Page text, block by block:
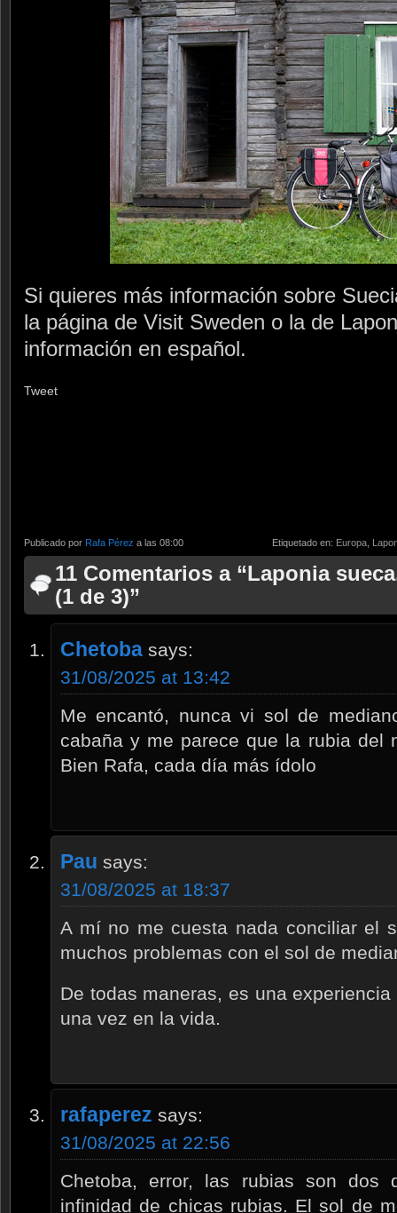
Si quieres más información sobre
la página de Visit Sweden o la de
información en español.
Tweet
Publicado por Rafa Pérez a las 08:00 Etiquetado en: Europa
11 Comentarios a “Laponia
(1 de 3)”
Chetoba says:
31/08/2025 at 13:42
Me encantó, nunca vi sol de
cabaña y me parece que la rubia del
Bien Rafa, cada día más ídolo
Pau says:
31/08/2025 at 18:37
A mí no me cuesta nada conciliar el
muchos problemas con el sol de
De todas maneras, es una
una vez en la vida.
rafaperez says:
31/08/2025 at 22:56
Chetoba, error, las rubias son dos
infinidad de chicas rubias. El sol de